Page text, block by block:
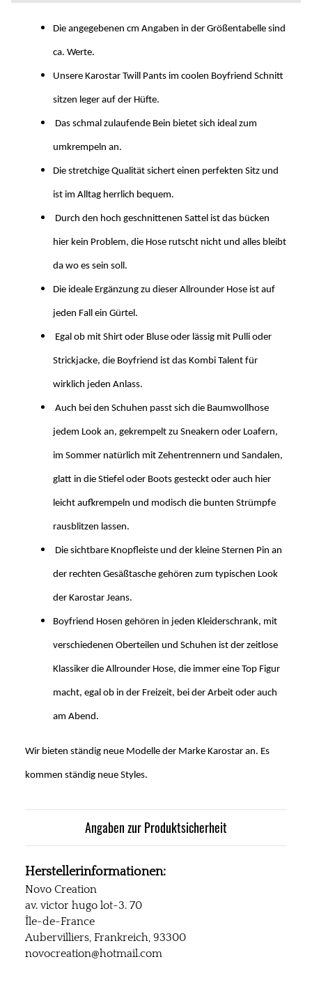
Die angegebenen cm Angaben in der Größentabelle sind
ca. Werte.
Unsere Karostar Twill Pants im coolen Boyfriend Schnitt
sitzen leger auf der Hüfte.
Das schmal zulaufende Bein bietet sich ideal zum
umkrempeln an.
Die stretchige Qualität sichert einen perfekten Sitz und
ist im Alltag herrlich bequem.
Durch den hoch geschnittenen Sattel ist das bücken
hier kein Problem, die Hose rutscht nicht und alles bleibt
da wo es sein soll.
Die ideale Ergänzung zu dieser Allrounder Hose ist auf
jeden Fall ein Gürtel.
Egal ob mit Shirt oder Bluse oder lässig mit Pulli oder
Strickjacke, die Boyfriend ist das Kombi Talent für
wirklich jeden Anlass.
Auch bei den Schuhen passt sich die Baumwollhose
jedem Look an, gekrempelt zu Sneakern oder Loafern,
im Sommer natürlich mit Zehentrennern und Sandalen,
glatt in die Stiefel oder Boots gesteckt oder auch hier
leicht aufkrempeln und modisch die bunten Strümpfe
rausblitzen lassen.
Die sichtbare Knopfleiste und der kleine Sternen Pin an
der rechten Gesäßtasche gehören zum typischen Look
der Karostar Jeans.
Boyfriend Hosen gehören in jeden Kleiderschrank, mit
verschiedenen Oberteilen und Schuhen ist der zeitlose
Klassiker die Allrounder Hose, die immer eine Top Figur
macht, egal ob in der Freizeit, bei der Arbeit oder auch
am Abend.
Wir bieten ständig neue Modelle der Marke Karostar an. Es
kommen ständig neue Styles.
Angaben zur Produktsicherheit
Herstellerinformationen:
Novo Creation
av. victor hugo lot-3. 70
Île-de-France
Aubervilliers, Frankreich, 93300
novocreation@hotmail.com